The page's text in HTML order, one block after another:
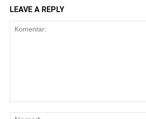
LEAVE A REPLY